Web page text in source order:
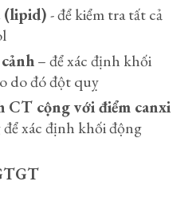
(lipid)- để kiểm tra tất cả
– để xác định khối
do đó đột quỵ
CT cộng với điểm canxi
xác định khối động